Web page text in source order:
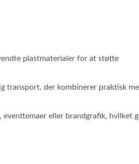
plastmaterialer for at støtte
transport, der kombinerer praktisk
eller brandgrafik, hvilket